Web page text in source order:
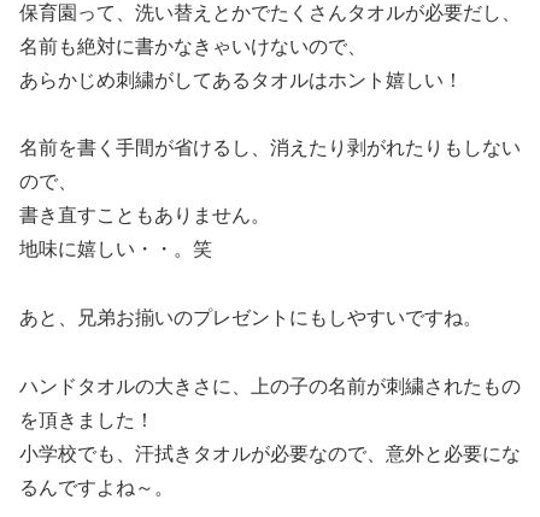
保育園って、洗い替えとかでたくさんタオルが必要だし、
名前も絶対に書かなきゃいけないので、
あらかじめ刺繍がしてあるタオルはホント嬉しい！
名前を書く手間が省けるし、消えたり剥がれたりもしない
ので、
書き直すこともありません。
地味に嬉しい・・。笑
あと、兄弟お揃いのプレゼントにもしやすいですね。
ハンドタオルの大きさに、上の子の名前が刺繍されたもの
を頂きました！
小学校でも、汗拭きタオルが必要なので、意外と必要にな
るんですよね～。